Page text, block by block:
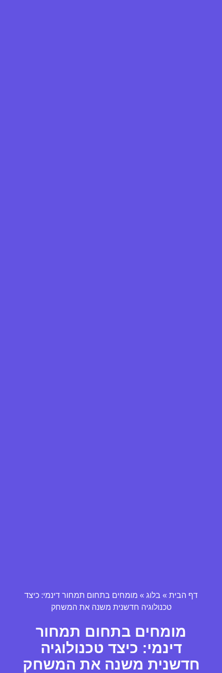
דף הבית » בלוג » מומחים בתחום תמחור דינמי: כיצד
טכנולוגיה חדשנית משנה את המשחק
מומחים בתחום תמחור
דינמי: כיצד טכנולוגיה
חדשנית משנה את המשחק